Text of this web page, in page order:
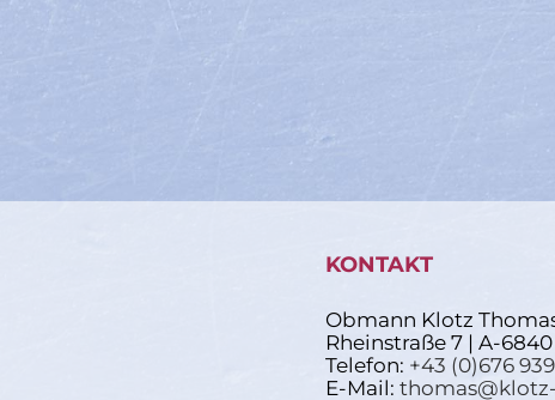
KONTAKT
Obmann Klotz
Rheinstraße 7 | A-
Telefon: +43 (0)676 939
E-Mail: